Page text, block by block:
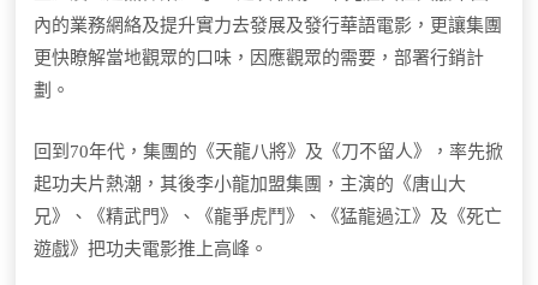
內的業務網絡及提升實力去發展及發行華語電影，更讓集團
更快瞭解當地觀眾的口味，因應觀眾的需要，部署行銷計
劃。
回到70年代，集團的《天龍八將》及《刀不留人》，率先掀
起功夫片熱潮，其後李小龍加盟集團，主演的《唐山大
兄》、《精武門》、《龍爭虎鬥》、《猛龍過江》及《死亡
遊戲》把功夫電影推上高峰。